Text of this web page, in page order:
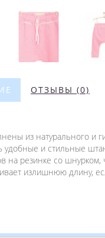
ОТЗЫВЫ (0)
из натурального и
и стильные
на резинке со шнурком,
излишнюю длину,